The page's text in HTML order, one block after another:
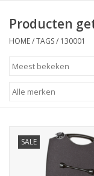
Next
Opbergsystemen
Automaterialen
Starten & laden
Producten
HOME/TAGS/ 130001
SALE